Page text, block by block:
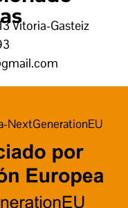
Vitoria-Gasteiz
NextGenerationEU